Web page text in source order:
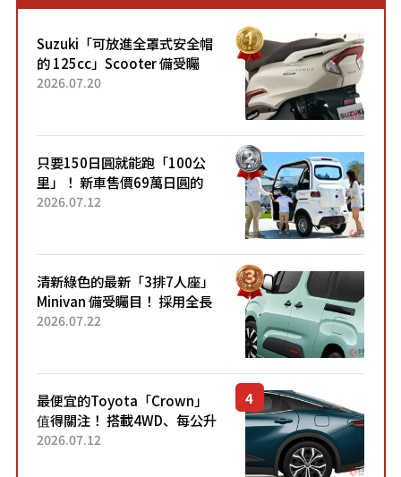
Suzuki「可放進全罩式安全帽
的 125cc」Scooter 備受矚
目！採用全新流線設計與各項
2026.07.20
只要150日圓就能跑「100公
里」！ 新車售價69萬日圓的
「3人座」Trike大受歡迎！ 順
2026.07.12
清新綠色的最新「3排7人座」
Minivan 備受矚目！ 採用全長
4.7公尺剛剛好的車身尺寸與
2026.07.22
最便宜的Toyota「Crown」
值得關注！ 搭載4WD、每公升
22.4公里低油耗表現超亮眼！
2026.07.12